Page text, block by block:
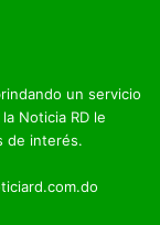
un servicio
Noticia RD le
de interés.